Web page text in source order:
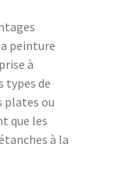
peinture
à
types de
plates ou
que les
à la